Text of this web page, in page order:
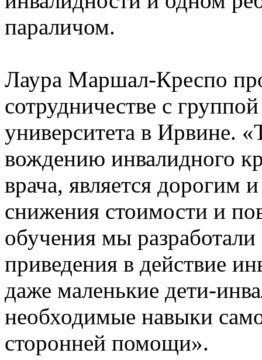
параличом.
Лаура Маршал-Креспо
сотрудничестве с
университета в Ирвине.
вождению инвалидного
врача, является дорогим
снижения стоимости и
обучения мы
приведения в действие
даже маленькие дети-
необходимые навыки
сторонней помощи».